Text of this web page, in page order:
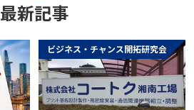
最新記事
ビジネス・チャンス開拓研究会